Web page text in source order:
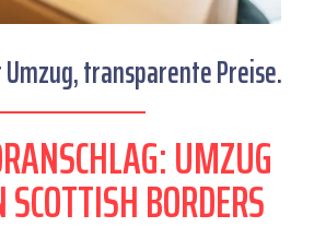
transparente Preise.
UMZUG
BORDERS